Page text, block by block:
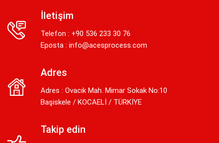
İletişim
Telefon : +90 536 233 30 76
Eposta : info@acesprocess.com
Adres
Adres : Ovacık Mah. Mimar Sokak No:10
Başiskele / KOCAELİ / TÜRKİYE
Takip edin